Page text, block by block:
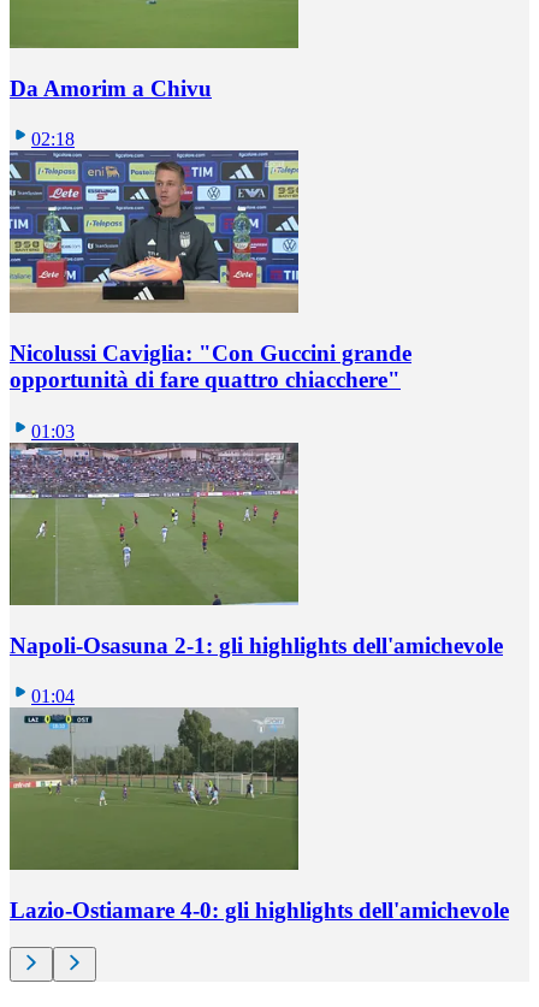
Da Amorim a Chivu
02:18
Nicolussi Caviglia: "Con Guccini grande
opportunità di fare quattro chiacchere"
01:03
Napoli-Osasuna 2-1: gli highlights dell'amichevole
01:04
Lazio-Ostiamare 4-0: gli highlights dell'amichevole